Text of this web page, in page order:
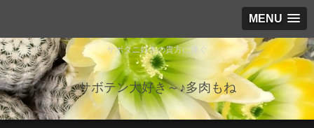
MENU
サボタニ好きの貴方に捧ぐ
サボテン大好き～♪多肉もね